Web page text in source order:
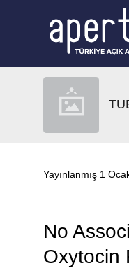
Yayınlanmış 1
No
Oxytocin